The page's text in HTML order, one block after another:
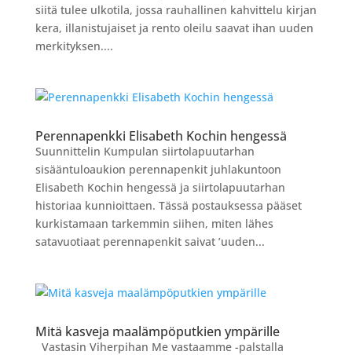
siitä tulee ulkotila, jossa rauhallinen kahvittelu kirjan
kera, illanistujaiset ja rento oleilu saavat ihan uuden
merkityksen....
Perennapenkki Elisabeth Kochin hengessä
Suunnittelin Kumpulan siirtolapuutarhan
sisääntuloaukion perennapenkit juhlakuntoon
Elisabeth Kochin hengessä ja siirtolapuutarhan
historiaa kunnioittaen. Tässä postauksessa pääset
kurkistamaan tarkemmin siihen, miten lähes
satavuotiaat perennapenkit saivat ’uuden...
Mitä kasveja maalämpöputkien ympärille
Vastasin Viherpihan Me vastaamme -palstalla